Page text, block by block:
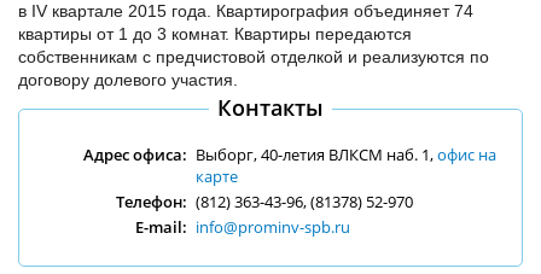
в IV квартале 2015 года. Квартирография объединяет 74
квартиры от 1 до 3 комнат. Квартиры передаются
собственникам с предчистовой отделкой и реализуются по
договору долевого участия.
Контакты
Адрес офиса: Выборг, 40-летия ВЛКСМ наб. 1,офис на
карте
Телефон: (812) 363-43-96, (81378) 52-970
E-mail: info@prominv-spb.ru